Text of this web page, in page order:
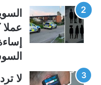
ق
ل
ة
عملا
لا